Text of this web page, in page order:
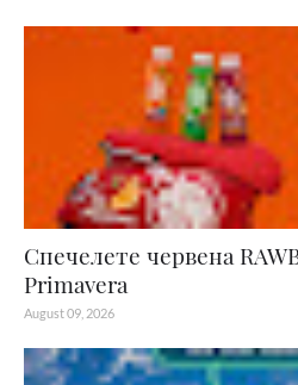
Спечелете червена
Primavera
August 09, 2026